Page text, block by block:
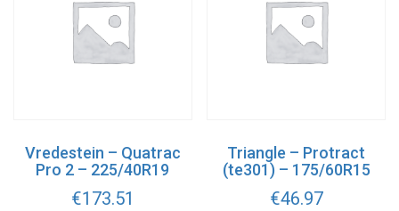
Vredestein – Quatrac
Pro 2 – 225/40R19
€173.51
Triangle – Protract
(te301) – 175/60R15
€46.97